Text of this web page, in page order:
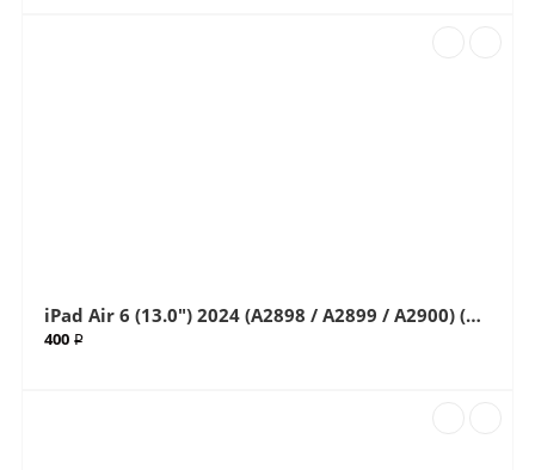
iPad Air 6 (13.0") 2024 (A2898 / A2899 / A2900) (G+OCA Pro) стекло с OCA плёнкой (Артик.ГС-647)
400 ₽